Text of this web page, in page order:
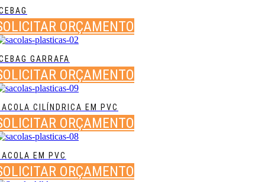
ORÇAMENTO
GARRAFA
ORÇAMENTO
CILÍNDRICA EM PVC
ORÇAMENTO
EM PVC
ORÇAMENTO